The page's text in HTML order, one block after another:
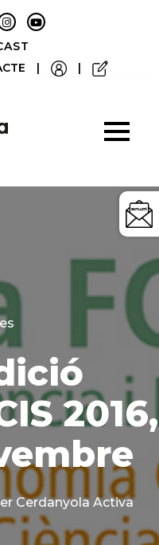
| |
2016,
Cerdanyola Activa